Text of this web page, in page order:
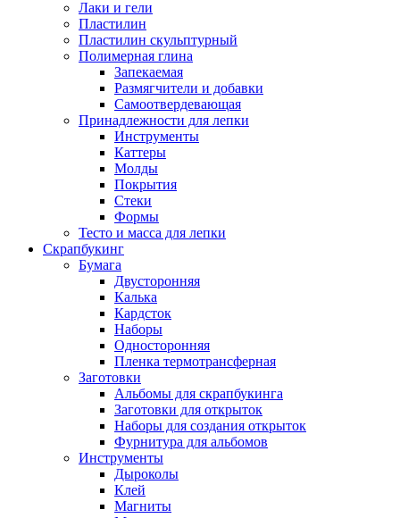
Лаки и гели
Пластилин
Пластилин скульптурный
Полимерная глина
Запекаемая
Размягчители и добавки
Самоотвердевающая
Принадлежности для лепки
Инструменты
Каттеры
Молды
Покрытия
Стеки
Формы
Тесто и масса для лепки
Скрапбукинг
Бумага
Двусторонняя
Калька
Кардсток
Наборы
Односторонняя
Пленка термотрансферная
Заготовки
Альбомы для скрапбукинга
Заготовки для открыток
Наборы для создания открыток
Фурнитура для альбомов
Инструменты
Дыроколы
Клей
Магниты